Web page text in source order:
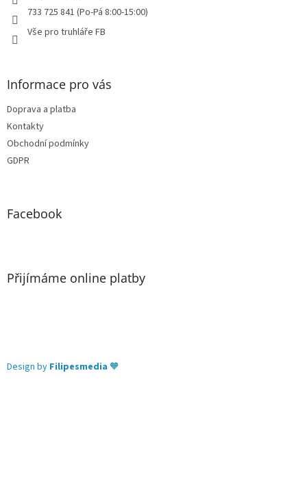
733 725 841 (Po-Pá 8:00-15:00)
Vše pro truhláře FB
Informace pro vás
Doprava a platba
Kontakty
Obchodní podmínky
GDPR
Facebook
Přijímáme online platby
Design by Filipesmedia 🧡